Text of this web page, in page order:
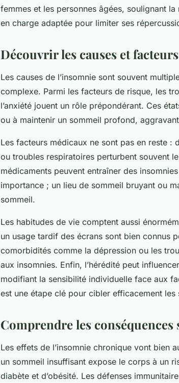
femmes et les personnes âgées, soulignant
en charge adaptée pour limiter ses
Découvrir les causes et
Les causes de l’insomnie sont souvent
complexe. Parmi les facteurs de risque, les
l’anxiété jouent un rôle prépondérant. Ces
ou à maintenir un sommeil profond,
Les facteurs médicaux ne sont pas en reste :
ou troubles respiratoires perturbent souvent
médicaments peuvent entraîner des
importance ; un lieu de sommeil bruyant ou
sommeil.
Les habitudes de vie comptent aussi
un usage tardif des écrans sont bien connus
comorbidités comme la dépression ou les
aux insomnies. Enfin, l’hérédité peut
modifiant la sensibilité individuelle face aux
est une étape clé pour cibler efficacement les
Comprendre les
Les effets de l’insomnie chronique vont bien
un sommeil insuffisant expose le corps à un
diabète et d’obésité. Les défenses